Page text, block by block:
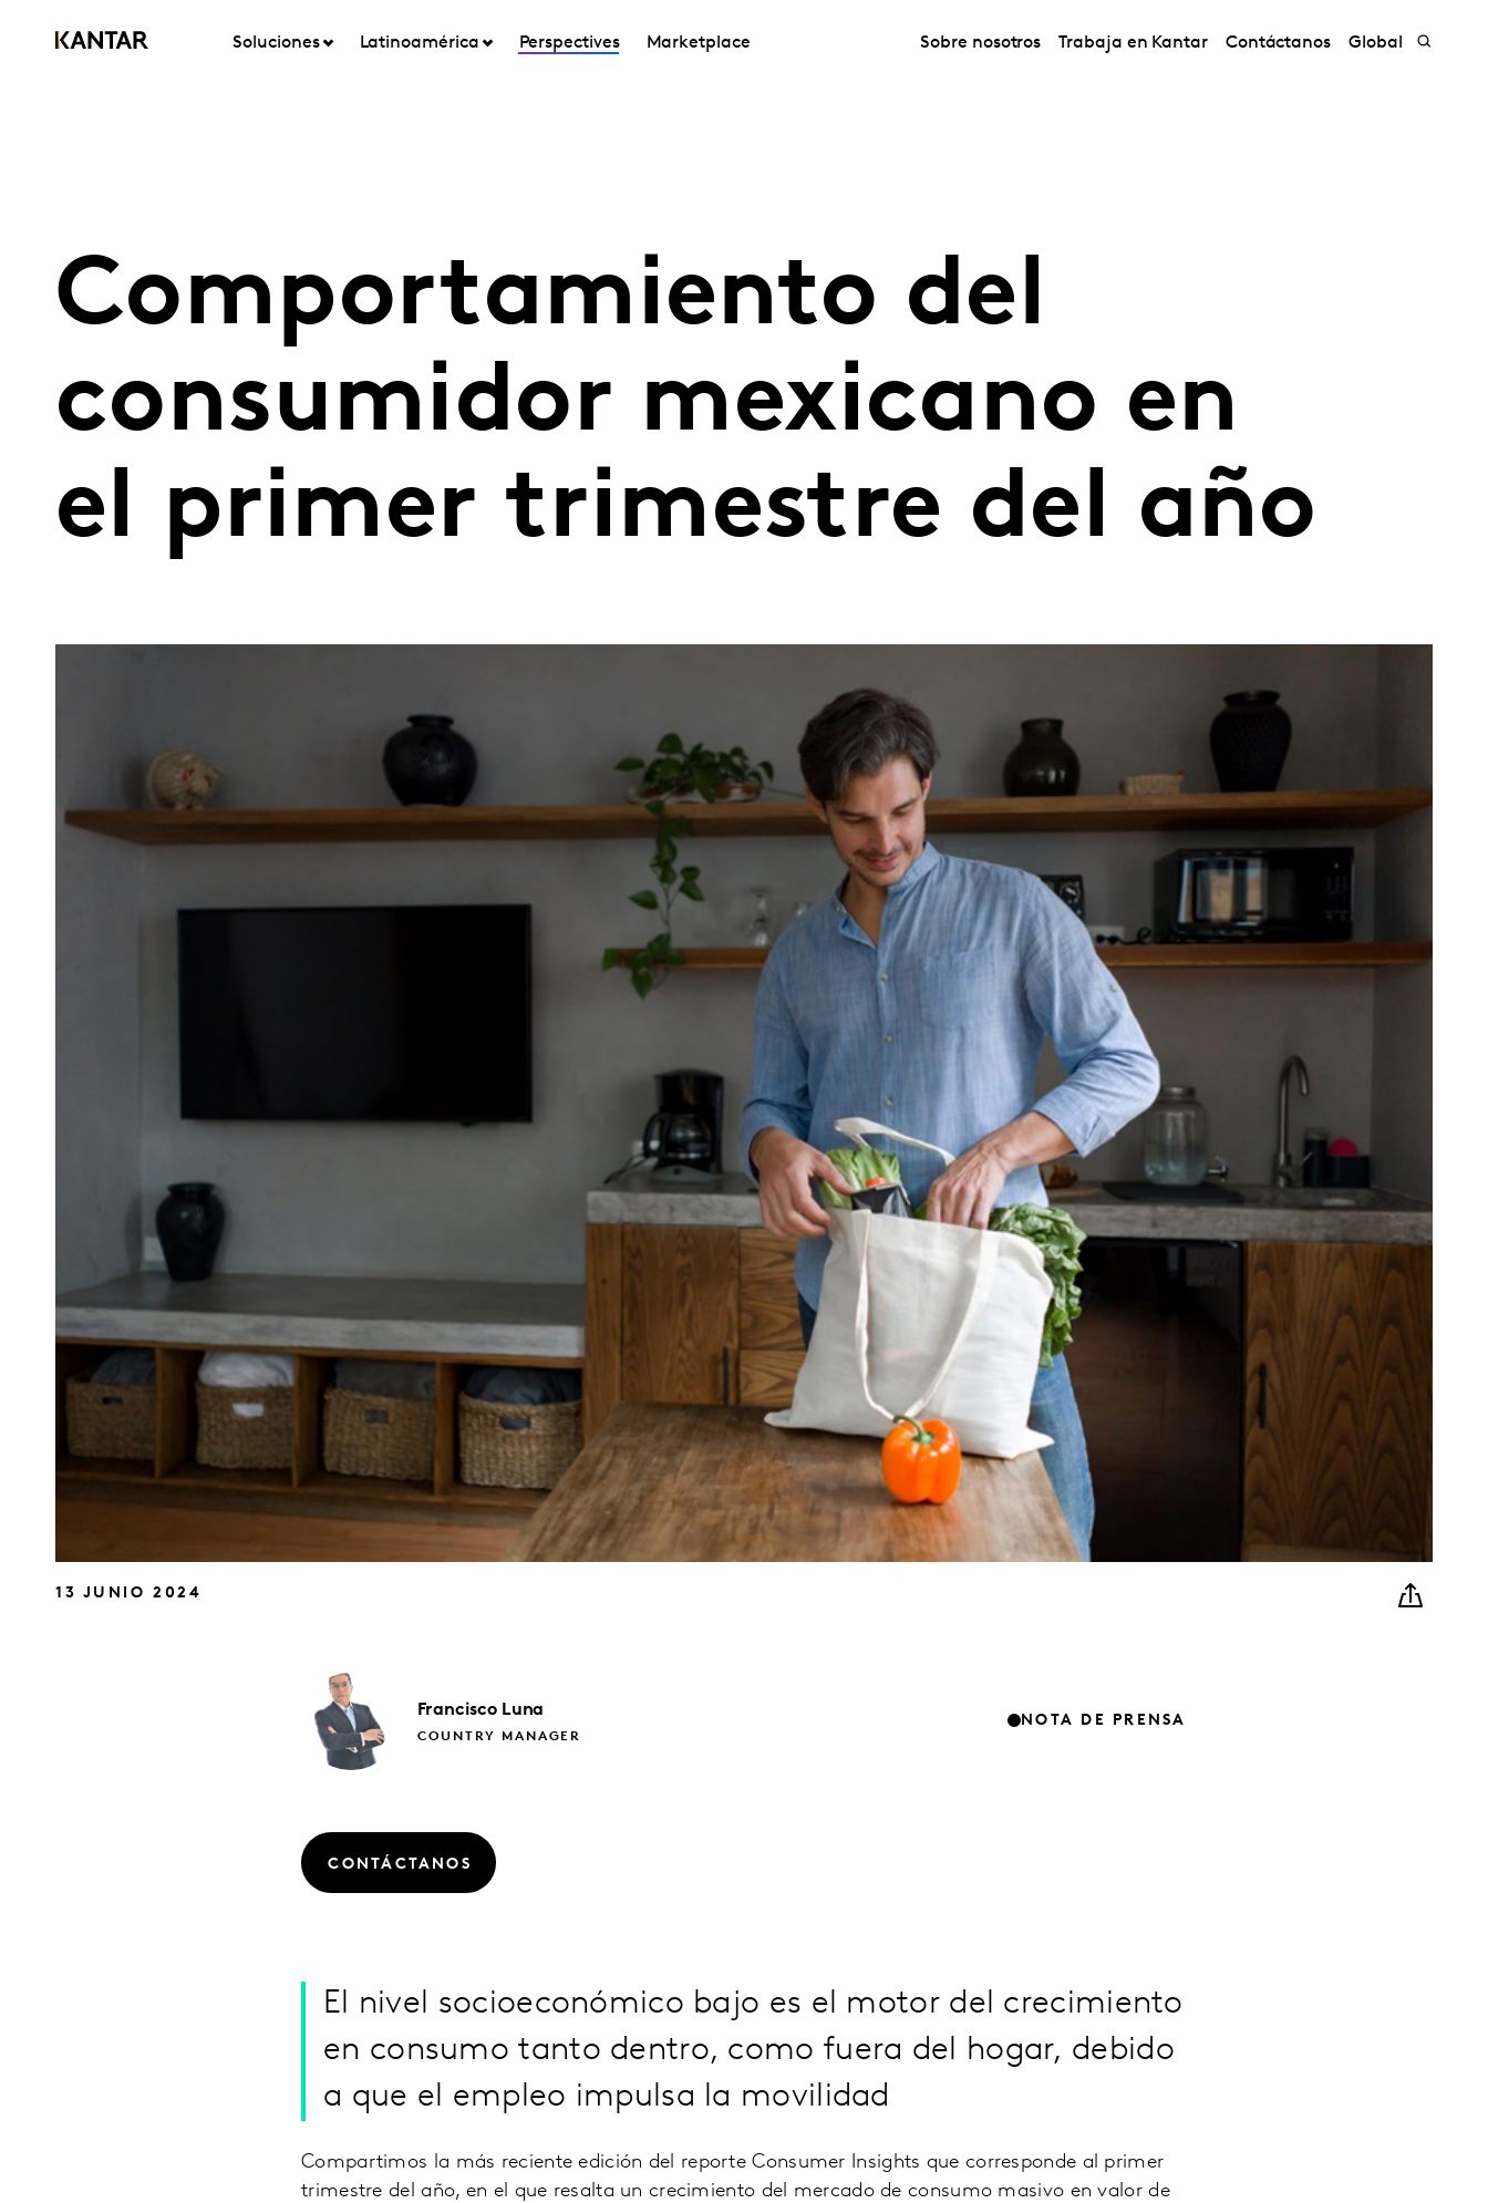
Soluciones Latinoamérica Perspectives Marketplace Sobre nosotros Trabaja en Kantar Contáctanos Global
Comportamiento del
consumidor mexicano en
el primer trimestre del año
13 JUNIO 2024
Francisco Luna
COUNTRY MANAGER
NOTA DE PRENSA
CONTÁCTANOS
El nivel socioeconómico bajo es el motor del crecimiento
en consumo tanto dentro, como fuera del hogar, debido
a que el empleo impulsa la movilidad
Compartimos la más reciente edición del reporte Consumer Insights que corresponde al primer
trimestre del año, en el que resalta un crecimiento del mercado de consumo masivo en valor de